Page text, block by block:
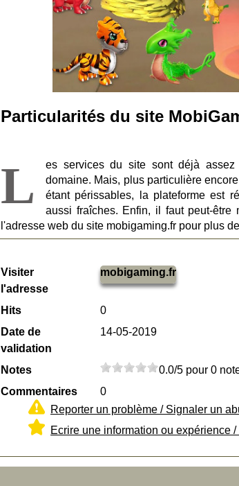
Particularités du site
L
es services du site sont déjà
domaine. Mais, plus particulière
étant périssables, la plateforme est
aussi fraîches. Enfin, il faut peut-
l'adresse web du site mobigaming.fr pour plus
Visiter
l'adresse
mobigaming.fr
Hits
0
Date de
validation
14-05-2019
Notes
0.0/5 pour 0
Commentaires
0
Reporter un problème / Signaler un
Ecrire une information ou expérience